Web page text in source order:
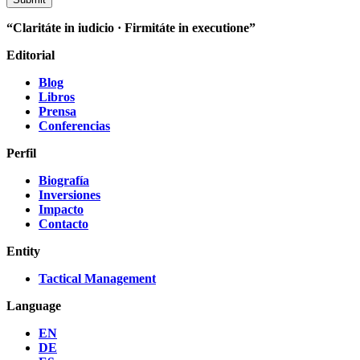
“Claritáte in iudicio · Firmitáte in executione”
Editorial
Blog
Libros
Prensa
Conferencias
Perfil
Biografía
Inversiones
Impacto
Contacto
Entity
Tactical Management
Language
EN
DE